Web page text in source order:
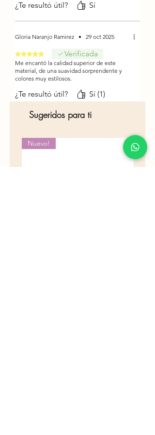
Metros en 100 gramos: 550
metros aproximadamente
Palillo recomendado: 1.5 a 3
¿Te resultó útil? Sí
Gloria Naranjo Ramirez • 29 oct 2025
Obtuvo 5 de 5 estrellas.
Verificada
Me encantó la calidad superior de este
material, de una suavidad sorprendente y
colores muy estilosos.
¿Te resultó útil? Sí (1)
Sugeridos para ti
Nuevo!